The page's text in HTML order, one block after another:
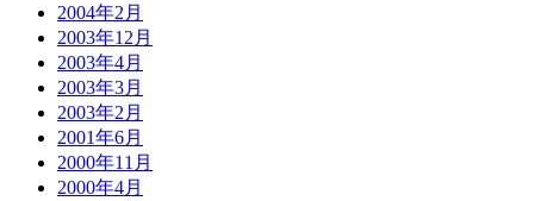
2004年2月
2003年12月
2003年4月
2003年3月
2003年2月
2001年6月
2000年11月
2000年4月